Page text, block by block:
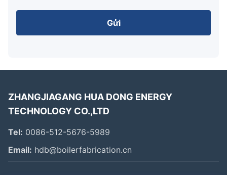
Gửi
ZHANGJIAGANG HUA DONG ENERGY
TECHNOLOGY CO.,LTD
Tel: 0086-512-5676-5989
Email: hdb@boilerfabrication.cn